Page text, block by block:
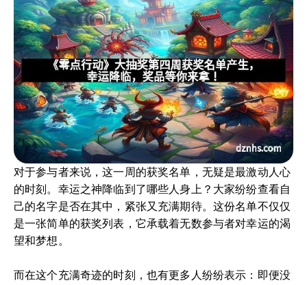
对于参与者来说，这一周的获奖名单，无疑是最激动人心
的时刻。幸运之神降临到了哪些人身上？大家纷纷查看自
己的名字是否在其中，紧张又充满期待。这份名单不仅仅
是一张简单的获奖列表，它承载着无数参与者对幸运的渴
望和梦想。
而在这个充满奇迹的时刻，也有更多人纷纷表示：即便没